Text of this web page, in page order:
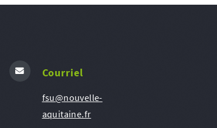
Courriel
fsu@nouvelle-
aquitaine.fr